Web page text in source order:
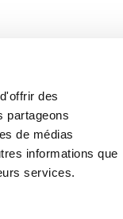
des
partageons
de médias
informations que
services.